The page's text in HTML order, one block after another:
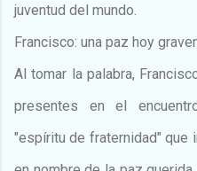
juventud del mundo.
Francisco: una paz hoy
Al tomar la palabra,
presentes en el
"espíritu de fraternidad" que